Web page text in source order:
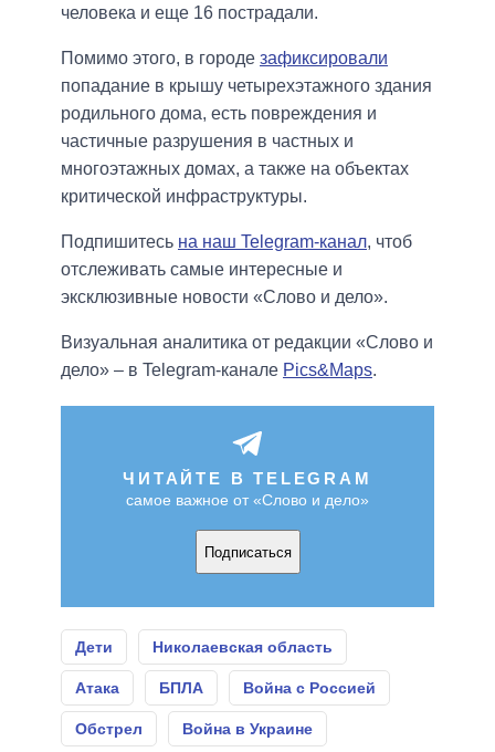
человека и еще 16 пострадали.
Помимо этого, в городе зафиксировали
попадание в крышу четырехэтажного здания
родильного дома, есть повреждения и
частичные разрушения в частных и
многоэтажных домах, а также на объектах
критической инфраструктуры.
Подпишитесь на наш Telegram-канал, чтоб
отслеживать самые интересные и
эксклюзивные новости «Слово и дело».
Визуальная аналитика от редакции «Слово и
дело» – в Telegram-канале Pics&Maps.
ЧИТАЙТЕ В TELEGRAM
самое важное от «Слово и дело»
Подписаться
Дети Николаевская область
Атака БПЛА Война с Россией
Обстрел Война в Украине